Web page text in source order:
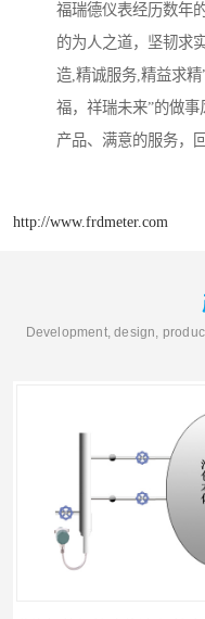
福瑞德仪表经历数年
的为人之道，坚韧求
造,精诚服务,精益求
福，祥瑞未来”的做
产品、满意的服务，
http://www.frdmeter.com
Development, design,